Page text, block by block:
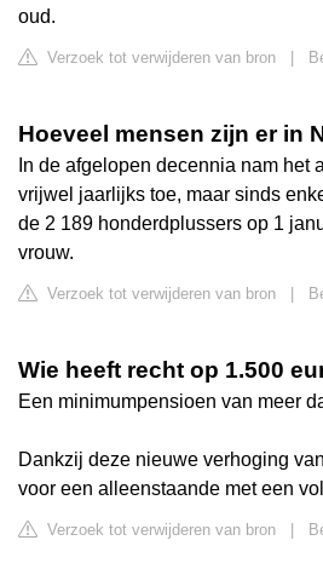
oud.
Verzoek tot verwijderen van bron
Hoeveel mensen zijn er in
In de afgelopen decennia nam
vrijwel jaarlijks toe, maar sinds
de 2 189 honderdplussers op 1
vrouw.
Verzoek tot verwijderen van bron
Wie heeft recht op 1.500
Een minimumpensioen van meer
Dankzij deze nieuwe verhoging
voor een alleenstaande met een
Verzoek tot verwijderen van bron